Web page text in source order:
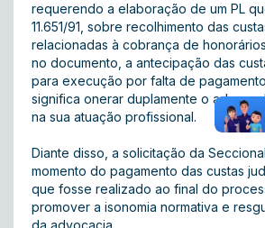
requerendo a elaboração de um PL
11.651/91, sobre recolhimento das
relacionadas à cobrança de
no documento, a antecipação das
para execução por falta de
significa onerar duplamente o
na sua atuação profissional.
Diante disso, a solicitação da
momento do pagamento das custas
que fosse realizado ao final do
promover a isonomia normativa e
da advocacia.